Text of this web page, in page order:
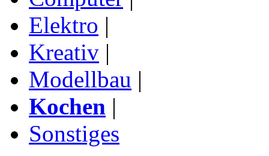
Elektro |
Kreativ |
Modellbau |
Kochen |
Sonstiges